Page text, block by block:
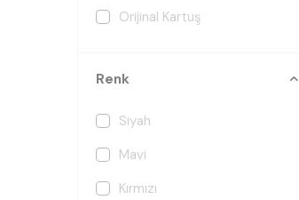
Orijinal Kartuş
Renk
Siyah
Mavi
Kırmızı